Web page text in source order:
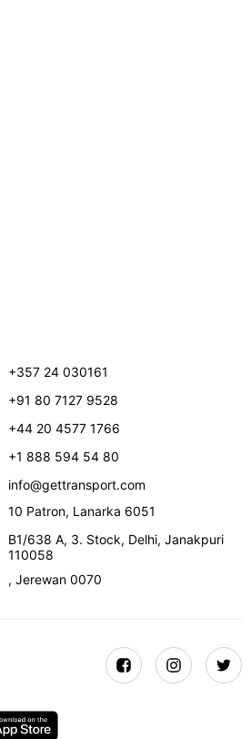
+357 24 030161
+91 80 7127 9528
+44 20 4577 1766
+1 888 594 54 80
info@gettransport.com
10 Patron, Lanarka 6051
B1/638 A, 3. Stock, Delhi,Janakpuri
110058
,Jerewan 0070